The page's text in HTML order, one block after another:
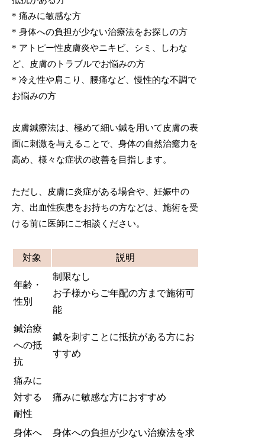
* 痛みに敏感な方
* 身体への負担が少ない治療法をお探しの方
* アトピー性皮膚炎やニキビ、シミ、しわな
ど、皮膚のトラブルでお悩みの方
* 冷え性や肩こり、腰痛など、慢性的な不調で
お悩みの方
皮膚鍼療法は、極めて細い鍼を用いて皮膚の表
面に刺激を与えることで、身体の自然治癒力を
高め、様々な症状の改善を目指します。
ただし、皮膚に炎症がある場合や、妊娠中の
方、出血性疾患をお持ちの方などは、施術を受
ける前に医師にご相談ください。
対象 説明
年齢・
性別
制限なし
お子様からご年配の方まで施術可
能
鍼治療
への抵
抗
鍼を刺すことに抵抗がある方にお
すすめ
痛みに
対する
耐性
痛みに敏感な方におすすめ
身体へ
身体への負担が少ない治療法を求